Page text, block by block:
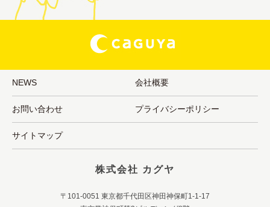
NEWS 会社概要
お問い合わせ プライバシーポリシー
サイトマップ
株式会社 カグヤ
〒101-0051 東京都千代田区神田神保町1-1-17